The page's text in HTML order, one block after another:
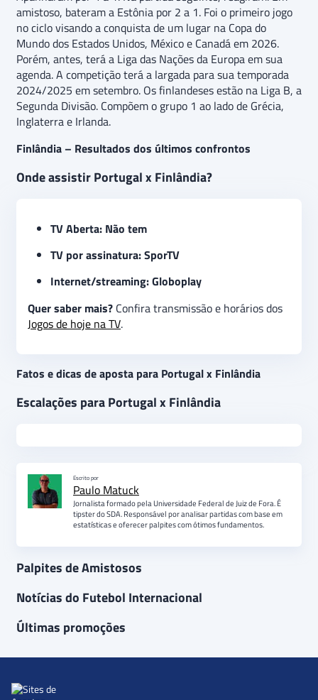
amistoso, bateram a Estônia por 2 a 1. Foi o primeiro jogo
no ciclo visando a conquista de um lugar na Copa do
Mundo dos Estados Unidos, México e Canadá em 2026.
Porém, antes, terá a Liga das Nações da Europa em sua
agenda. A competição terá a largada para sua temporada
2024/2025 em setembro. Os finlandeses estão na Liga B, a
Segunda Divisão. Compõem o grupo 1 ao lado de Grécia,
Inglaterra e Irlanda.
Finlândia – Resultados dos últimos confrontos
Onde assistir Portugal x Finlândia?
TV Aberta: Não tem
TV por assinatura: SporTV
Internet/streaming: Globoplay
Quer saber mais? Confira transmissão e horários dos
Jogos de hoje na TV.
Fatos e dicas de aposta para Portugal x Finlândia
Escalações para Portugal x Finlândia
Escrito por
Paulo Matuck
Jornalista formado pela Universidade Federal de Juiz de Fora. É
tipster do SDA. Responsável por analisar partidas com base em
estatísticas e oferecer palpites com ótimos fundamentos.
Palpites de Amistosos
Notícias do Futebol Internacional
Últimas promoções